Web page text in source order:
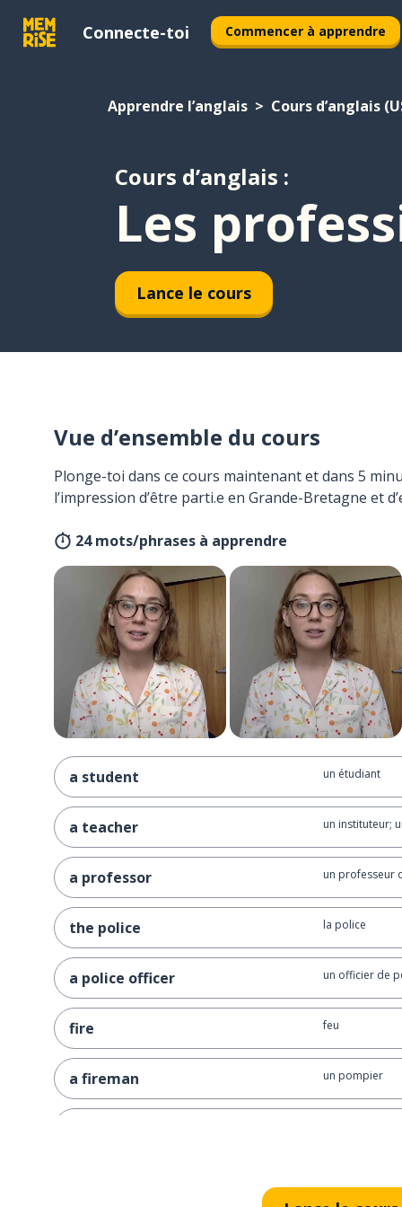
Connecte-toi Commencer à apprendre
Apprendre l’anglais Cours d’anglais
Cours d’anglais :
Les
Lance le cours
Vue d’ensemble du cours
Plonge-toi dans ce cours maintenant et dans 5
l’impression d’être parti.e en Grande-Bretagne et
24 mots/phrases à apprendre
a student un étudiant
a teacher un instituteur;
a professor un professeur
the police la police
a police officer un officier de
fire feu
a fireman un pompier